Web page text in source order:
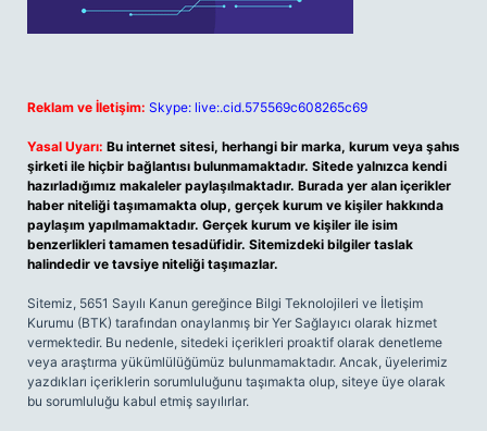
Reklam ve İletişim: Skype: live:.cid.575569c608265c69
Yasal Uyarı: Bu internet sitesi, herhangi bir marka, kurum veya şahıs
şirketi ile hiçbir bağlantısı bulunmamaktadır. Sitede yalnızca kendi
hazırladığımız makaleler paylaşılmaktadır. Burada yer alan içerikler
haber niteliği taşımamakta olup, gerçek kurum ve kişiler hakkında
paylaşım yapılmamaktadır. Gerçek kurum ve kişiler ile isim
benzerlikleri tamamen tesadüfidir. Sitemizdeki bilgiler taslak
halindedir ve tavsiye niteliği taşımazlar.
Sitemiz, 5651 Sayılı Kanun gereğince Bilgi Teknolojileri ve İletişim
Kurumu (BTK) tarafından onaylanmış bir Yer Sağlayıcı olarak hizmet
vermektedir. Bu nedenle, sitedeki içerikleri proaktif olarak denetleme
veya araştırma yükümlülüğümüz bulunmamaktadır. Ancak, üyelerimiz
yazdıkları içeriklerin sorumluluğunu taşımakta olup, siteye üye olarak
bu sorumluluğu kabul etmiş sayılırlar.